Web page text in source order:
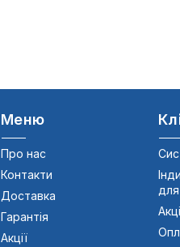
Меню
Про нас
Контакти
Доставка
Гарантія
Акції
для